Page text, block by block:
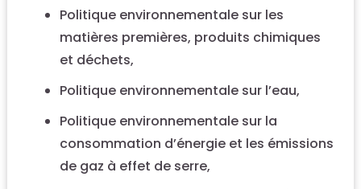
Politique environnementale sur les
matières premières, produits chimiques
et déchets,
Politique environnementale sur l’eau,
Politique environnementale sur la
consommation d’énergie et les émissions
de gaz à effet de serre,